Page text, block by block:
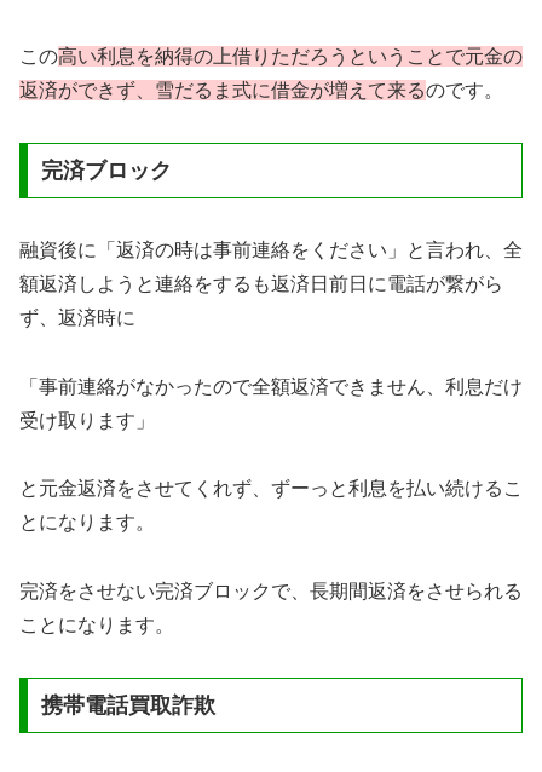
この高い利息を納得の上借りただろうということで元金の
返済ができず、雪だるま式に借金が増えて来るのです。
完済ブロック
融資後に「返済の時は事前連絡をください」と言われ、全
額返済しようと連絡をするも返済日前日に電話が繋がら
ず、返済時に
「事前連絡がなかったので全額返済できません、利息だけ
受け取ります」
と元金返済をさせてくれず、ずーっと利息を払い続けるこ
とになります。
完済をさせない完済ブロックで、長期間返済をさせられる
ことになります。
携帯電話買取詐欺